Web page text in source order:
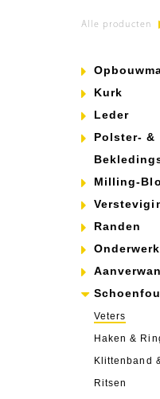
Alle producten
Kurk
Leder
Polster- &
Milling-
Randen
Veters
Haken &
Klittenband
Ritsen